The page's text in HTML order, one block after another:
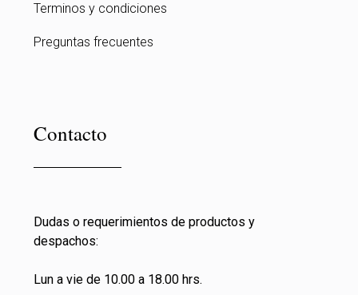
Terminos y condiciones
Preguntas frecuentes
Contacto
Dudas o requerimientos de productos y
despachos:
Lun a vie de 10.00 a 18.00 hrs.